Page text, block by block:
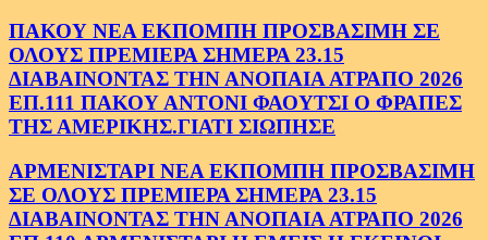
ΠΑΚΟΥ ΝΕΑ ΕΚΠΟΜΠΗ ΠΡΟΣΒΑΣΙΜΗ ΣΕ
ΟΛΟΥΣ ΠΡΕΜΙΕΡΑ ΣΗΜΕΡΑ 23.15
ΔΙΑΒΑΙΝΟΝΤΑΣ ΤΗΝ ΑΝΟΠΑΙΑ ΑΤΡΑΠΟ 2026
ΕΠ.111 ΠΑΚΟΥ ΑΝΤΟΝΙ ΦΑΟΥΤΣΙ Ο ΦΡΑΠΕΣ
ΤΗΣ ΑΜΕΡΙΚΗΣ.ΓΙΑΤΙ ΣΙΩΠΗΣΕ
ΑΡΜΕΝΙΣΤΑΡΙ ΝΕΑ ΕΚΠΟΜΠΗ ΠΡΟΣΒΑΣΙΜΗ
ΣΕ ΟΛΟΥΣ ΠΡΕΜΙΕΡΑ ΣΗΜΕΡΑ 23.15
ΔΙΑΒΑΙΝΟΝΤΑΣ ΤΗΝ ΑΝΟΠΑΙΑ ΑΤΡΑΠΟ 2026